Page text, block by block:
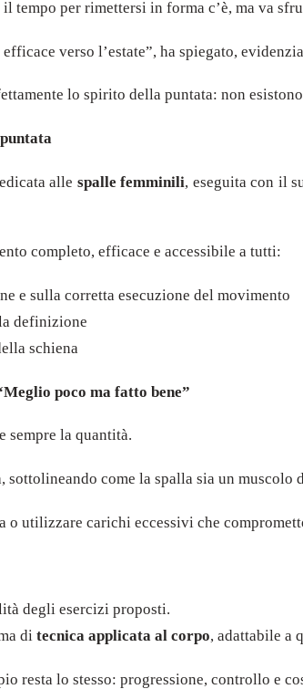
tempo per rimettersi in forma c’è, ma va
verso l’estate”, ha spiegato,
lo spirito della puntata: non
alle spalle femminili, eseguita con il
completo, efficace e accessibile a tutti:
e sulla corretta esecuzione del movimento
definizione
schiena
poco ma fatto bene”
sempre la quantità.
sottolineando come la spalla sia un
o utilizzare carichi eccessivi che
degli esercizi proposti.
di tecnica applicata al corpo, adattabile a
resta lo stesso: progressione, controllo e